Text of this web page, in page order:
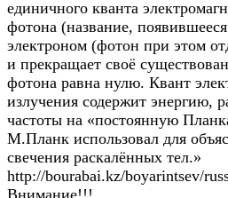
единичного кванта
фотона (название,
электроном (фотон при этом
и прекращает своё
фотона равна нулю. Квант
излучения содержит энергию,
частоты на «постоянную
М.Планк использовал для
свечения раскалённых тел.»
http://bourabai.kz/boyarintsev/
Внимание!!!